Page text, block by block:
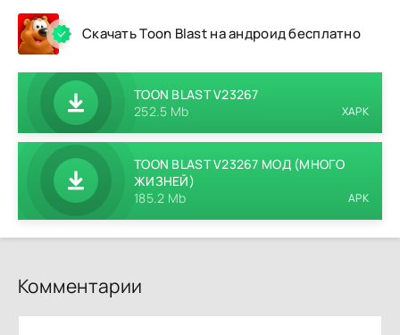
Скачать Toon Blast на андроид бесплатно
TOON BLAST V23267
252.5 Mb
XAPK
TOON BLAST V23267 МОД (МНОГО
ЖИЗНЕЙ)
185.2 Mb
APK
Комментарии